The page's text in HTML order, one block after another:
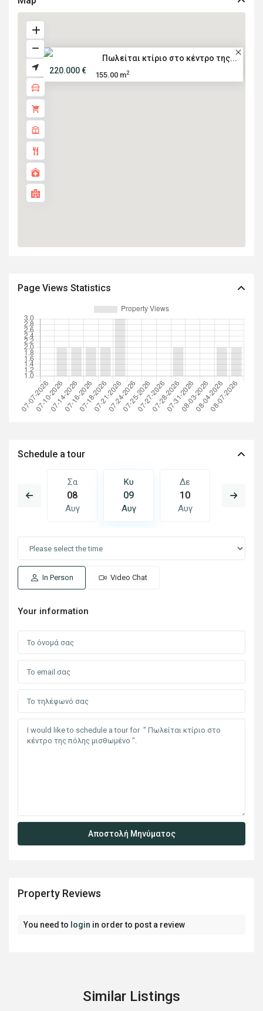
Πωλείται κτίριο στο κέντρο της...
220.000 €
155.00 m2
Page Views Statistics
Schedule a tour
Σα
08
Αυγ
Κυ
09
Αυγ
Δε
10
Αυγ
11
In Person Video Chat
Your information
Property Reviews
You need to login in order to post a review
Similar Listings